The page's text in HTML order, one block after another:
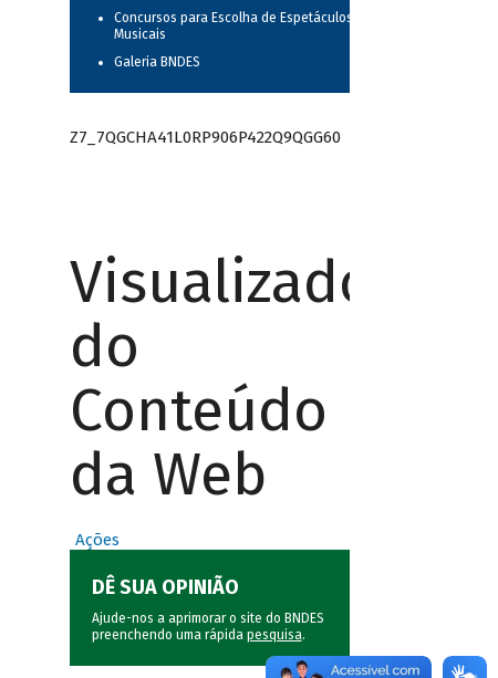
Concursos para Escolha de Espetáculos
Musicais
Galeria BNDES
Z7_7QGCHA41L0RP906P422Q9QGG60
Visualizador
do
Conteúdo
da Web
Ações
DÊ SUA OPINIÃO
Ajude-nos a aprimorar o site do BNDES
preenchendo uma rápida pesquisa.